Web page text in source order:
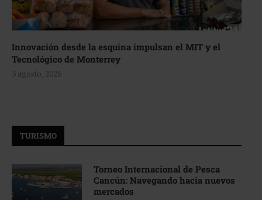
Innovación desde la esquina impulsan el MIT y el
Tecnológico de Monterrey
3 agosto, 2026
TURISMO
Torneo Internacional de Pesca
Cancún: Navegando hacia nuevos
mercados